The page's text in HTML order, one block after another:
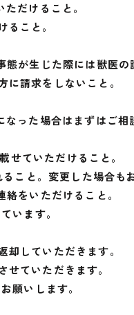
だけること。
こと。
が生じた際には獣医
請求をしないこと。
った場合はまずはご相
せていただけること。
こと。変更した場合も
をいただけること。
います。
していただきます。
ていただきます。
願いします。